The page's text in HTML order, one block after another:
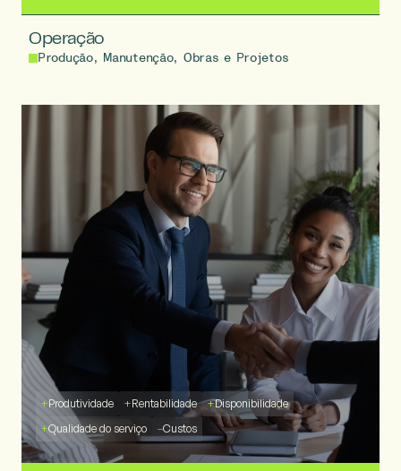
Operação
Produção, Manutenção, Obras e Projetos
+Produtividade +Rentabilidade +Disponibilidade
+Qualidade do serviço –Custos